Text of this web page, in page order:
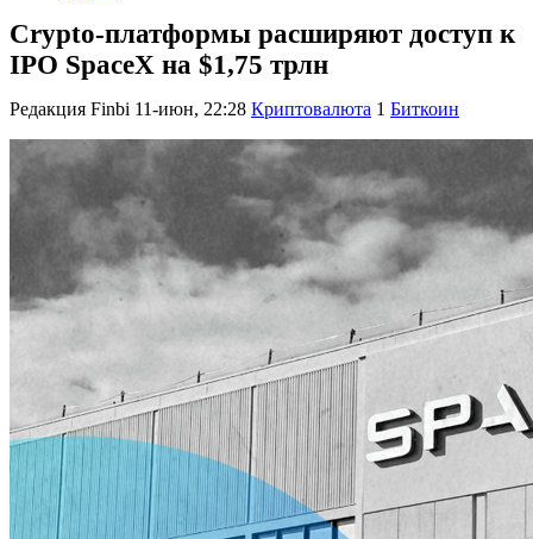
Crypto-платформы расширяют доступ к
IPO SpaceX на $1,75 трлн
Редакция Finbi 11-июн, 22:28 Криптовалюта 1 Биткоин